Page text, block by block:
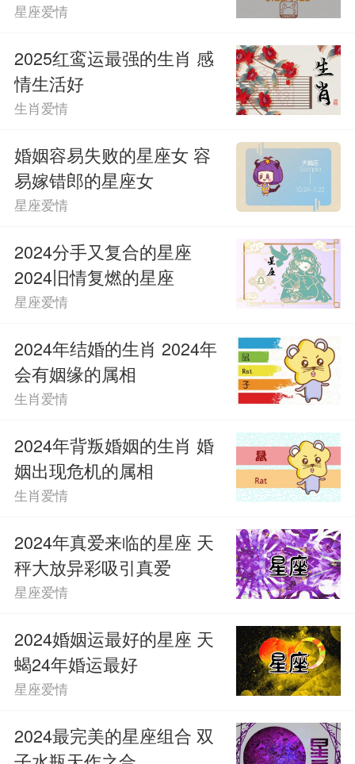
星座爱情
2025红鸾运最强的生肖 感
情生活好
生肖爱情
婚姻容易失败的星座女 容
易嫁错郎的星座女
星座爱情
2024分手又复合的星座
2024旧情复燃的星座
星座爱情
2024年结婚的生肖 2024年
会有姻缘的属相
生肖爱情
2024年背叛婚姻的生肖 婚
姻出现危机的属相
生肖爱情
2024年真爱来临的星座 天
秤大放异彩吸引真爱
星座爱情
2024婚姻运最好的星座 天
蝎24年婚运最好
星座爱情
2024最完美的星座组合 双